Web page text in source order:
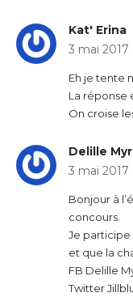
Kat' Erina
3 mai 2017
Eh je tente
La réponse
On croise
Delille
3 mai 2017
Bonjour à
concours.
Je participe
et que la
FB Delille
Twitter